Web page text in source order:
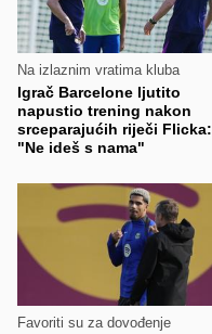
Na izlaznim vratima kluba
Igrač Barcelone ljutito
napustio trening nakon
srceparajućih riječi Flicka:
"Ne ideš s nama"
Favoriti su za dovođenje